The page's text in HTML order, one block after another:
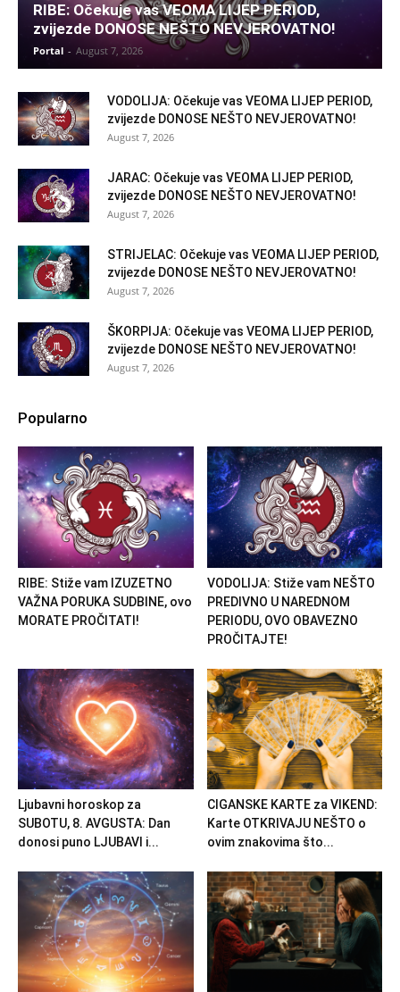
RIBE: Očekuje vas VEOMA LIJEP PERIOD,
zvijezde DONOSE NEŠTO NEVJEROVATNO!
Portal - August 7, 2026
VODOLIJA: Očekuje vas VEOMA LIJEP PERIOD,
zvijezde DONOSE NEŠTO NEVJEROVATNO!
August 7, 2026
JARAC: Očekuje vas VEOMA LIJEP PERIOD,
zvijezde DONOSE NEŠTO NEVJEROVATNO!
August 7, 2026
STRIJELAC: Očekuje vas VEOMA LIJEP PERIOD,
zvijezde DONOSE NEŠTO NEVJEROVATNO!
August 7, 2026
ŠKORPIJA: Očekuje vas VEOMA LIJEP PERIOD,
zvijezde DONOSE NEŠTO NEVJEROVATNO!
August 7, 2026
Popularno
RIBE: Stiže vam IZUZETNO
VAŽNA PORUKA SUDBINE, ovo
MORATE PROČITATI!
VODOLIJA: Stiže vam NEŠTO
PREDIVNO U NAREDNOM
PERIODU, OVO OBAVEZNO
PROČITAJTE!
Ljubavni horoskop za
SUBOTU, 8. AVGUSTA: Dan
donosi puno LJUBAVI i...
CIGANSKE KARTE za VIKEND:
Karte OTKRIVAJU NEŠTO o
ovim znakovima što...